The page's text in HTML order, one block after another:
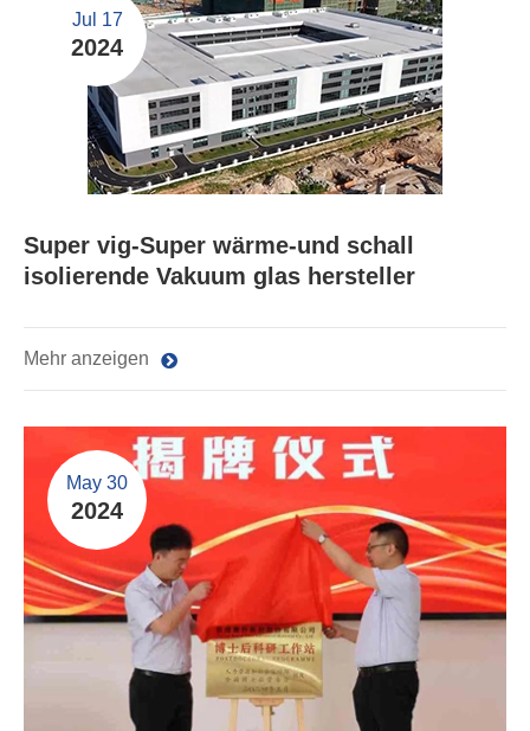
Jul 17
2024
Super vig-Super wärme-und schall
isolierende Vakuum glas hersteller
Mehr anzeigen
May 30
2024